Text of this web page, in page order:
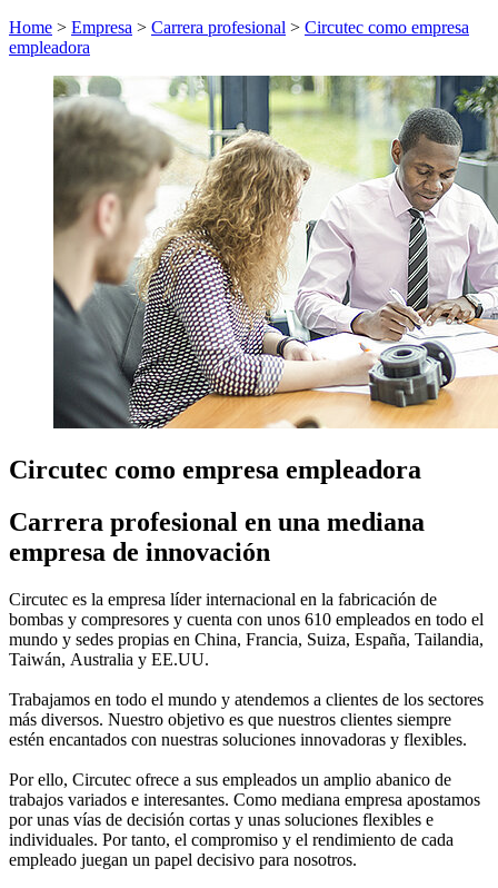
Home > Empresa > Carrera profesional > Circutec como empresa
empleadora
Circutec como empresa empleadora
Carrera profesional en una mediana
empresa de innovación
Circutec es la empresa líder internacional en la fabricación de
bombas y compresores y cuenta con unos 610 empleados en todo el
mundo y sedes propias en China, Francia, Suiza, España, Tailandia,
Taiwán, Australia y EE.UU.
Trabajamos en todo el mundo y atendemos a clientes de los sectores
más diversos. Nuestro objetivo es que nuestros clientes siempre
estén encantados con nuestras soluciones innovadoras y flexibles.
Por ello, Circutec ofrece a sus empleados un amplio abanico de
trabajos variados e interesantes. Como mediana empresa apostamos
por unas vías de decisión cortas y unas soluciones flexibles e
individuales. Por tanto, el compromiso y el rendimiento de cada
empleado juegan un papel decisivo para nosotros.